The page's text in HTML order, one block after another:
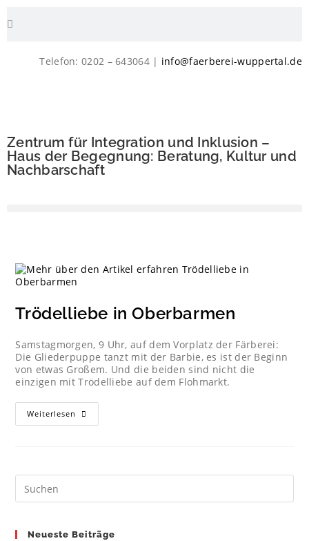
Telefon: 0202 – 643064 | info@faerberei-wuppertal.de
Zentrum für Integration und Inklusion –
Haus der Begegnung: Beratung, Kultur und
Nachbarschaft
Trödelliebe in Oberbarmen
Samstagmorgen, 9 Uhr, auf dem Vorplatz der Färberei:
Die Gliederpuppe tanzt mit der Barbie, es ist der Beginn
von etwas Großem. Und die beiden sind nicht die
einzigen mit Trödelliebe auf dem Flohmarkt.
Weiterlesen
Neueste Beiträge